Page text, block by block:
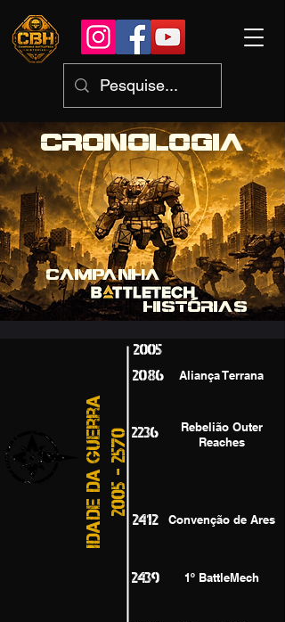
CRONOLOGIA
CAMPANHA
HISTÓRIAS
2005
2086
Aliança Terrana
Idade da Guerra2005 - 2570 2236
Rebelião Outer
Reaches
2412 Convenção de Ares
2439 1º BattleMech